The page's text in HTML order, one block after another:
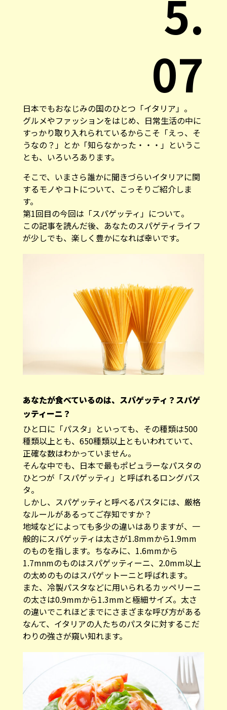
5.
07
日本でもおなじみの国のひとつ「イタリア」。
グルメやファッションをはじめ、日常生活の中に
すっかり取り入れられているからこそ「えっ、そ
うなの？」とか「知らなかった・・・」というこ
とも、いろいろあります。
そこで、いまさら誰かに聞きづらいイタリアに関
するモノやコトについて、こっそりご紹介しま
す。
第1回目の今回は「スパゲッティ」について。
この記事を読んだ後、あなたのスパゲティライフ
が少しでも、楽しく豊かになれば幸いです。
あなたが食べているのは、スパゲッティ？スパゲ
ッティーニ？
ひと口に「パスタ」といっても、その種類は500
種類以上とも、650種類以上ともいわれていて、
正確な数はわかっていません。
そんな中でも、日本で最もポピュラーなパスタの
ひとつが「スパゲッティ」と呼ばれるロングパス
タ。
しかし、スパゲッティと呼べるパスタには、厳格
なルールがあるってご存知ですか？
地域などによっても多少の違いはありますが、一
般的にスパゲッティは太さが1.8mmから1.9mm
のものを指します。ちなみに、1.6mmから
1.7mnmのものはスパゲッティーニ、2.0mm以上
の太めのものはスパゲットーニと呼ばれます。
また、冷製パスタなどに用いられるカッペリーニ
の太さは0.9mmから1.3mmと極細サイズ。太さ
の違いでこれほどまでにさまざまな呼び方がある
なんて、イタリアの人たちのパスタに対するこだ
わりの強さが窺い知れます。